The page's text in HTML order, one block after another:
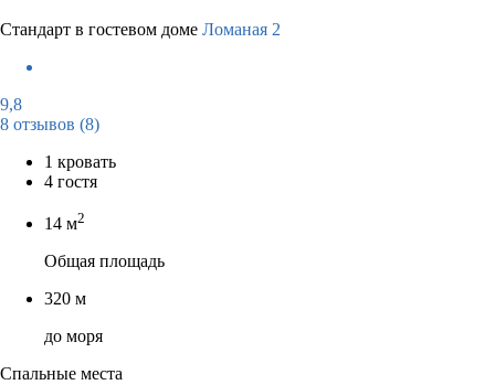
Стандарт в гостевом доме Ломаная 2
9,8
8 отзывов (8)
1 кровать
4 гостя
14 м2
Общая площадь
320 м
до моря
Спальные места